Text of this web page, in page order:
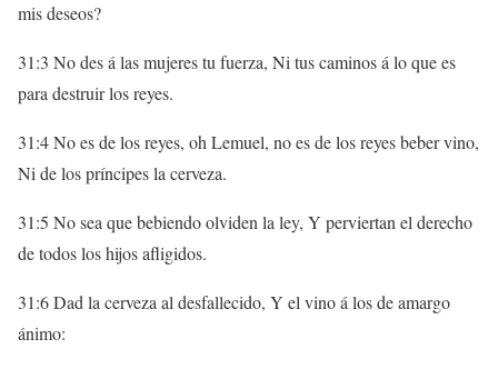
mis deseos?
31:3 No des á las mujeres tu fuerza, Ni tus caminos á lo que es
para destruir los reyes.
31:4 No es de los reyes, oh Lemuel, no es de los reyes beber vino,
Ni de los príncipes la cerveza.
31:5 No sea que bebiendo olviden la ley, Y perviertan el derecho
de todos los hijos afligidos.
31:6 Dad la cerveza al desfallecido, Y el vino á los de amargo
ánimo: